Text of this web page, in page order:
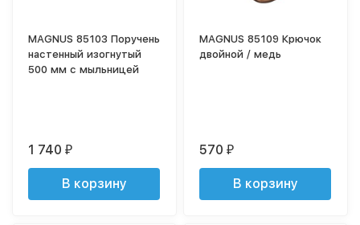
MAGNUS 85103 Поручень
настенный изогнутый
500 мм с мыльницей
1 740₽
В корзину
MAGNUS 85109 Крючок
двойной / медь
570₽
В корзину